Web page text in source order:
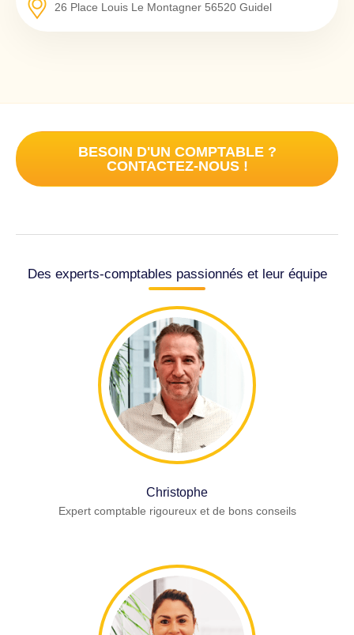
26 Place Louis Le Montagner 56520 Guidel
BESOIN D'UN COMPTABLE ?
CONTACTEZ-NOUS !
Des experts-comptables passionnés et leur équipe
Christophe
Expert comptable rigoureux et de bons conseils